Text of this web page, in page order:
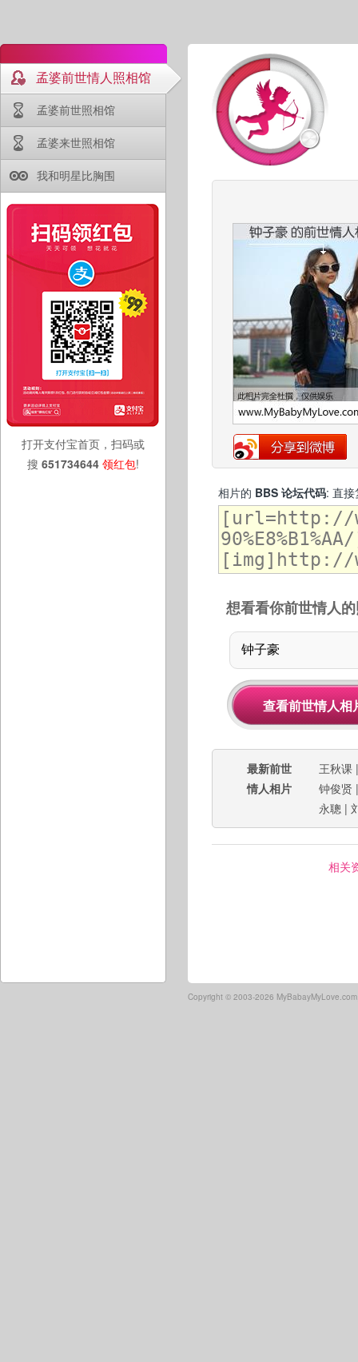
孟婆前世情人照相馆
孟婆前世照相馆
孟婆来世照相馆
我和明星比胸围
打开支付宝首页，扫码或
搜 651734644 领红包!
相片的 BBS 论坛代码: 直接
想看看你前世情人
最新前世
情人相片
王秋课
钟俊贤
永聰 |
相关
Copyright © 2003-2026